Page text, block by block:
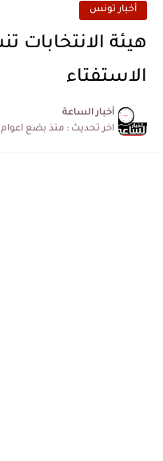
أخبار تونس
هيئة الانتخابات
الاستفتاء
أخبار الساعة
اخر تحديث : منذ بضع اعوام